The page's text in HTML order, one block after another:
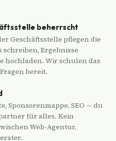
beherrscht
Geschäftsstelle pflegen die
Ergebnisse
hochladen. Wir schulen das
bereit.
Sponsorenmappe, SEO — du
für alles. Kein
Web-Agentur,